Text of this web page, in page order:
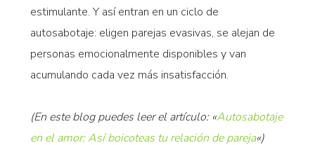
estimulante. Y así entran en un ciclo de
autosabotaje: eligen parejas evasivas, se alejan de
personas emocionalmente disponibles y van
acumulando cada vez más insatisfacción.
(En este blog puedes leer el artículo: «Autosabotaje
en el amor: Así boicoteas tu relación de pareja«)